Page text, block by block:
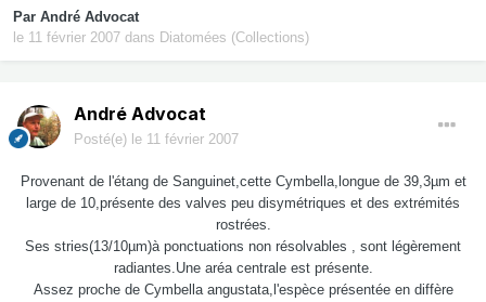
Par André Advocat
le 11 février 2007 dans Diatomées (Collections)
André Advocat
Posté(e) le 11 février 2007
Provenant de l'étang de Sanguinet,cette Cymbella,longue de 39,3µm et
large de 10,présente des valves peu disymétriques et des extrémités
rostrées.
Ses stries(13/10µm)à ponctuations non résolvables , sont légèrement
radiantes.Une aréa centrale est présente.
Assez proche de Cymbella angustata,l'espèce présentée en diffère